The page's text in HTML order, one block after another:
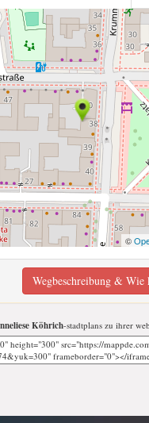
©
Wegbeschreibung &
Köhrich-stadtplans zu ihrer